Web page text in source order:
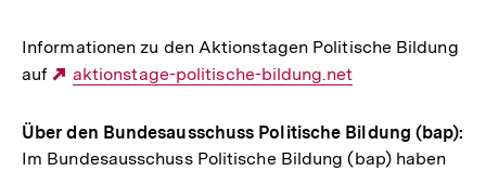
Informationen zu den Aktionstagen Politische Bildung
auf
Externer
aktionstage-politische-bildung.net
Über den Bundesausschuss Politische Bildung (bap):
Im Bundesausschuss Politische Bildung (bap) haben